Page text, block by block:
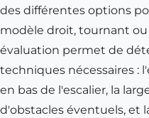
des différentes options
modèle droit, tournant
évaluation permet de
techniques nécessaires :
en bas de l'escalier, la
d'obstacles éventuels, et